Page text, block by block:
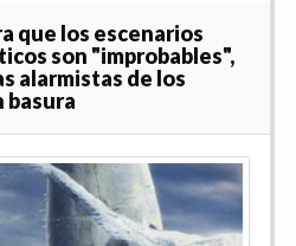
que los escenarios
son "improbables",
alarmistas de los
basura